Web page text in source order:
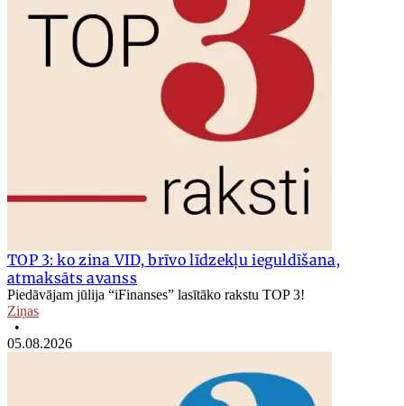
TOP 3: ko zina VID, brīvo līdzekļu ieguldīšana,
atmaksāts avanss
Piedāvājam jūlija “iFinanses” lasītāko rakstu TOP 3!
Ziņas
•
05.08.2026